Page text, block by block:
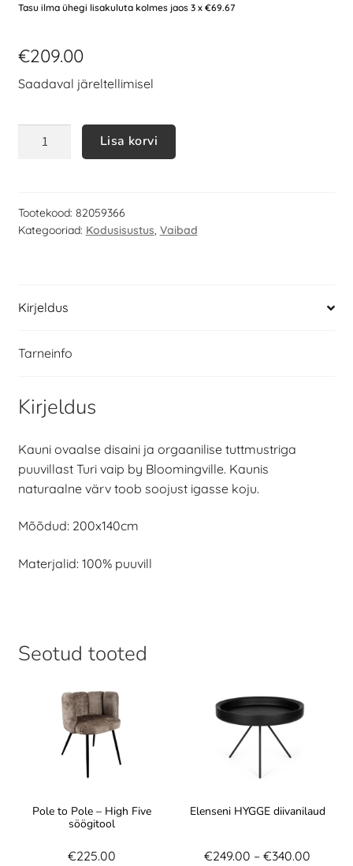
Tasu ilma ühegi lisakuluta kolmes jaos 3 x €69.67
€209.00
Saadaval järeltellimisel
Lisa korvi
Tootekood: 82059366
Kategooriad: Kodusisustus, Vaibad
Kirjeldus
Tarneinfo
Kirjeldus
Kauni ovaalse disaini ja orgaanilise tuttmustriga
puuvillast Turi vaip by Bloomingville. Kaunis
naturaalne värv toob soojust igasse koju.
Mõõdud: 200x140cm
Materjalid: 100% puuvill
Seotud tooted
Pole to Pole – High Five
söögitool
€225.00
Elenseni HYGGE diivanilaud
€249.00 – €340.00